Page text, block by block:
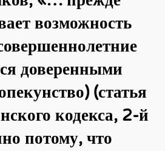
возможность
доверенными
(статья
кодекса, 2-й
потому, что